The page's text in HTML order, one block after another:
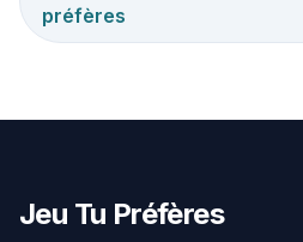
préfères
Jeu Tu Préfères